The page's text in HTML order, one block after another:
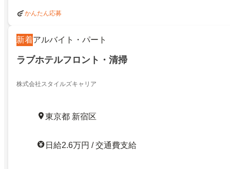
かんたん応募
新着アルバイト・パート
ラブホテルフロント・清掃
株式会社スタイルズキャリア
東京都 新宿区
日給2.6万円 / 交通費支給